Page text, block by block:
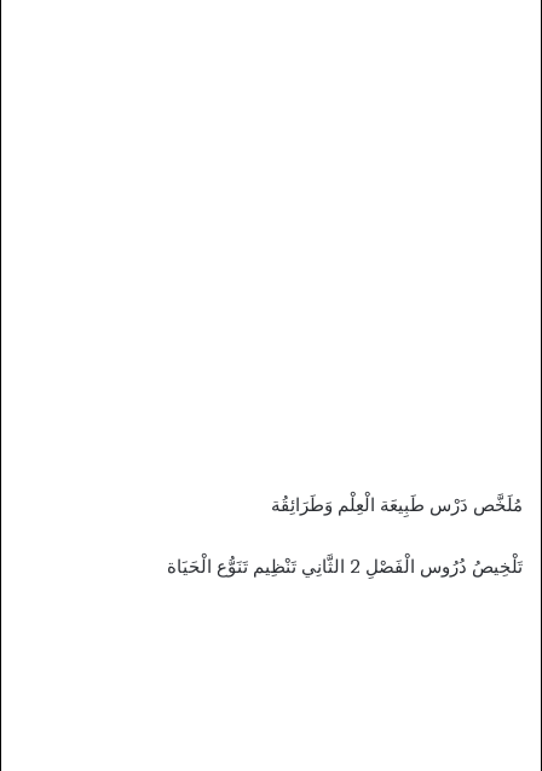
مُلَخَّص دَرْس طَبِيعَة الْعِلْم وَطَرَائِقُة
تَلْخِيصُ دُرُوس الْفَصْلِ 2 الثَّانِي تَنْظِيم تَنَوُّع الْحَيَاة